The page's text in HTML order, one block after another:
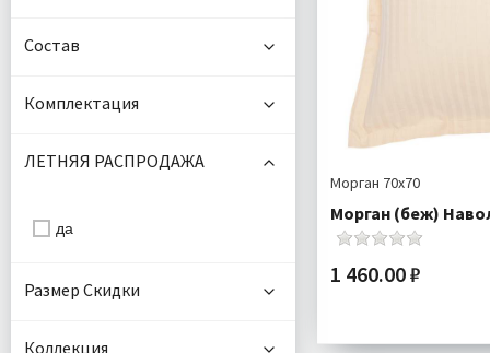
Морган 70х70
Морган (беж)
1 460.00 ₽
Состав
Комплектация
ЛЕТНЯЯ РАСПРОДАЖА
да
Размер Скидки
Коллекция